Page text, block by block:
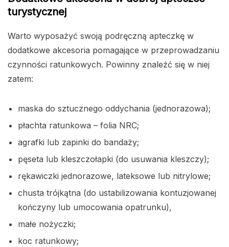
turystycznej
Warto wyposażyć swoją podręczną apteczkę w
dodatkowe akcesoria pomagające w przeprowadzaniu
czynności ratunkowych. Powinny znaleźć się w niej
zatem:
maska do sztucznego oddychania (jednorazowa);
płachta ratunkowa – folia NRC;
agrafki lub zapinki do bandaży;
pęseta lub kleszczołapki (do usuwania kleszczy);
rękawiczki jednorazowe, lateksowe lub nitrylowe;
chusta trójkątna (do ustabilizowania kontuzjowanej
kończyny lub umocowania opatrunku),
małe nożyczki;
koc ratunkowy;